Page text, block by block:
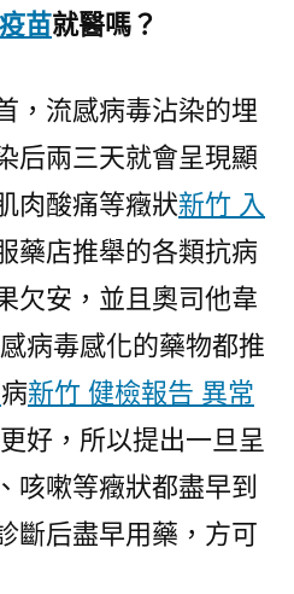
苗就醫嗎？
，流感病毒沾染的埋
后兩三天就會呈現顯
肉酸痛等癥狀新竹 入
藥店推舉的各類抗病
欠安，並且奧司他韋
病毒感化的藥物都推
病新竹 健檢報告 異常
好，所以提出一旦呈
咳嗽等癥狀都盡早到
斷后盡早用藥，方可